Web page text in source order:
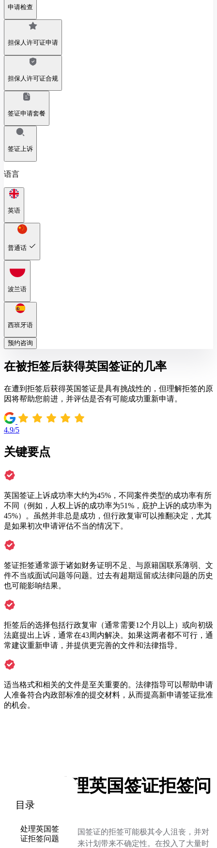
申请检查
担保人许可证申请
担保人许可证合规
签证申请套餐
签证上诉
语言
英语
普通话
波兰语
西班牙语
预约咨询
在被拒签后获得英国签证的几率
在遭到拒签后获得英国签证是具有挑战性的，但理解拒签的原
因将帮助您前进，并评估是否有可能成功重新申请。
4.9/5
关键要点
英国签证上诉成功率大约为45%，不同案件类型的成功率有所
不同（例如，人权上诉的成功率为51%，庇护上诉的成功率为
45%）。虽然并非总是成功，但行政复审可以推翻决定，尤其
是如果初次申请评估不当的情况下。
签证拒签通常源于诸如财务证明不足、与原籍国联系薄弱、文
件不当或面试问题等问题。过去有超期逗留或法律问题的历史
也可能影响结果。
拒签后的选择包括行政复审（通常需要12个月以上）或向初级
法庭提出上诉，通常在43周内解决。如果这两者都不可行，通
常建议重新申请，并提供更完善的文件和法律指导。
适当格式和相关的文件是至关重要的。法律指导可以帮助申请
人准备符合内政部标准的提交材料，从而提高新申请签证批准
的机会。
目录
处理英国签
证拒签问题
处理英国签证拒签问
收到英国签证的拒签可能极其令人沮丧，并对
您的未来计划带来不确定性。在投入了大量时